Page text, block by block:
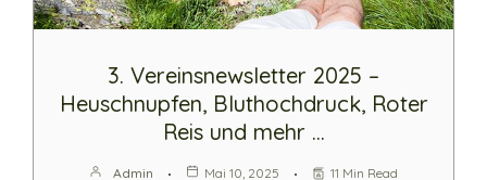
3. Vereinsnewsletter 2025 –
Heuschnupfen, Bluthochdruck, Roter
Reis und mehr …
Admin Mai 10, 2025 11 Min Read